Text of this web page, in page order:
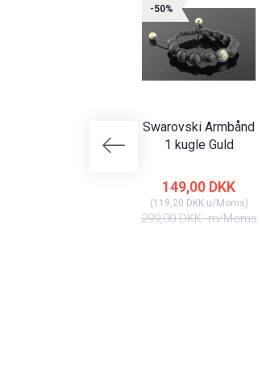
-50%
Swarovski Armbånd
1 kugle Guld
149,00 DKK
(119,20 DKKu/Moms)
299,00 DKKm/Moms